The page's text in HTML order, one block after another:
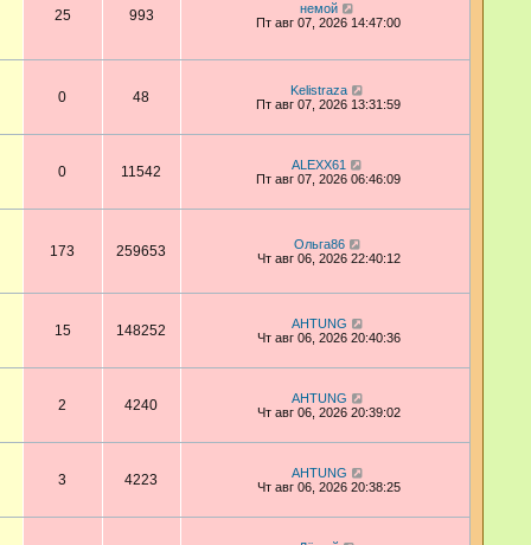
25 993
немой
Пт авг 07, 2026 14:47:00
0 48
Kelistraza
Пт авг 07, 2026 13:31:59
0 11542
ALEXX61
Пт авг 07, 2026 06:46:09
173 259653
Ольга86
Чт авг 06, 2026 22:40:12
15 148252
AHTUNG
Чт авг 06, 2026 20:40:36
2 4240
AHTUNG
Чт авг 06, 2026 20:39:02
3 4223
AHTUNG
Чт авг 06, 2026 20:38:25